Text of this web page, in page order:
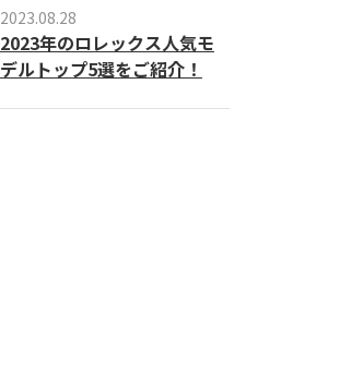
2023.08.28
2023年のロレックス人気モ
デルトップ5選をご紹介！